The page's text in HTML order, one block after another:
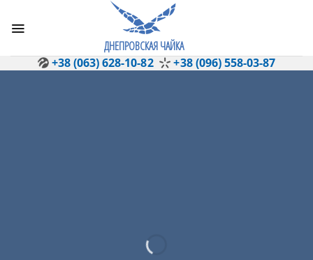
ДНЕПРОВСКАЯ ЧАЙКА
+38 (063) 628-10-82
+38 (096) 558-03-87